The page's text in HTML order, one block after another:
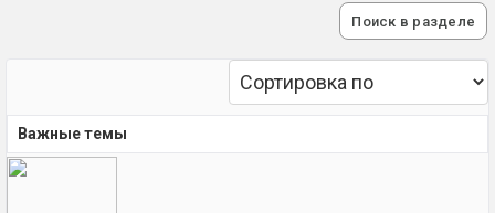
Поиск в разделе
Важные темы